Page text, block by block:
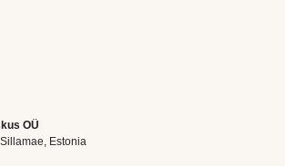
OÜ
Estonia